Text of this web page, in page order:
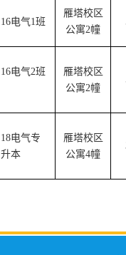
16电气1班
雁塔校区
公寓2幢
16电气2班
雁塔校区
公寓2幢
18电气专
升本
雁塔校区
公寓4幢